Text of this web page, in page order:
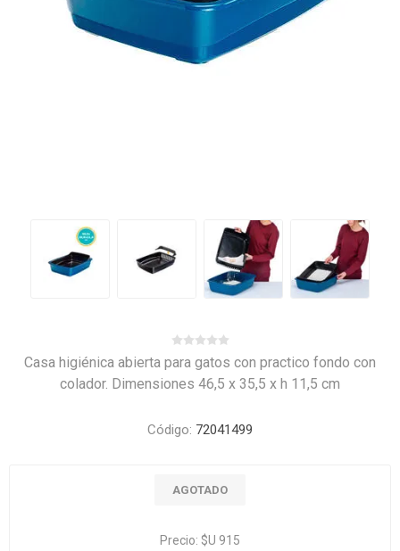
Casa higiénica abierta para gatos con practico fondo con
colador. Dimensiones 46,5 x 35,5 x h 11,5 cm
Código: 72041499
AGOTADO
Precio: $U 915